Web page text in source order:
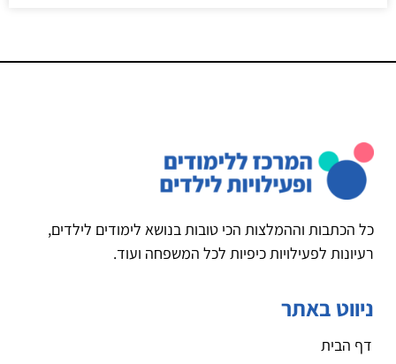
כל הכתבות וההמלצות הכי טובות בנושא לימודים לילדים,
רעיונות לפעילויות כיפיות לכל המשפחה ועוד.
ניווט באתר
דף הבית